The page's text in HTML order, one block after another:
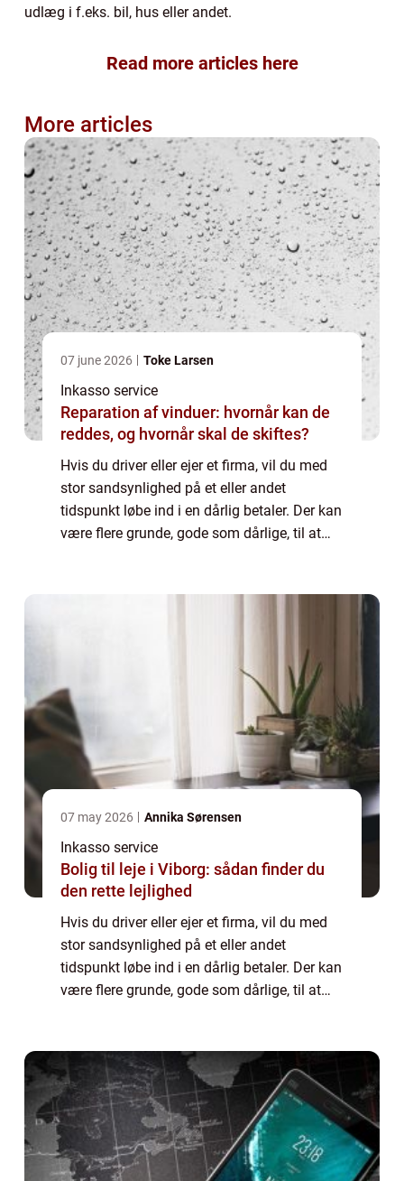
udlæg i f.eks. bil, hus eller andet.
Read more articles here
More articles
07 june 2026 Toke Larsen
Inkasso service
Reparation af vinduer: hvornår kan de
reddes, og hvornår skal de skiftes?
Hvis du driver eller ejer et firma, vil du med
stor sandsynlighed på et eller andet
tidspunkt løbe ind i en dårlig betaler. Der kan
være flere grunde, gode som dårlige, til at
07 may 2026 Annika Sørensen
Inkasso service
Bolig til leje i Viborg: sådan finder du
den rette lejlighed
Hvis du driver eller ejer et firma, vil du med
stor sandsynlighed på et eller andet
tidspunkt løbe ind i en dårlig betaler. Der kan
være flere grunde, gode som dårlige, til at